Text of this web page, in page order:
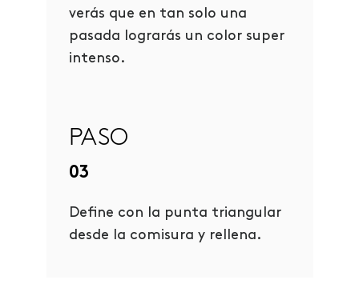
verás que en tan solo una
pasada lograrás un color super
intenso.
PASO
03
Define con la punta triangular
desde la comisura y rellena.